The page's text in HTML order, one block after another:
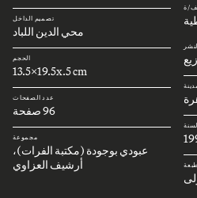
ة
تصميم الداخل
محي الدين اللباد
الحجم
13.5x19.5x.5 cm
عدد الصفحات
96 صفحة
مجموعة
عبودي بوجودة (مكتبة الفرات)،
أرشيف العزاوي